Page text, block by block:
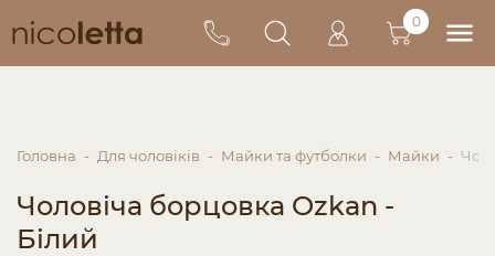
0
Головна Для чоловіків Майки та футболки Майки
Чоловіча борцовка Ozkan -
Білий